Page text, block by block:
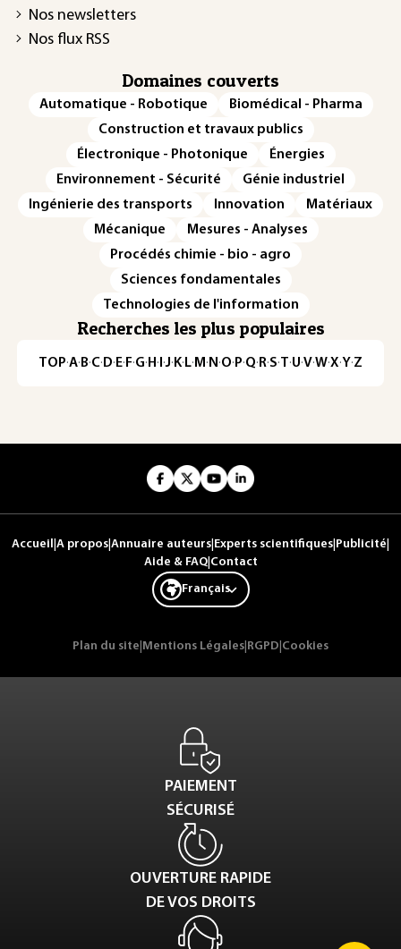
Nos newsletters
Nos flux RSS
Domaines couverts
Automatique - Robotique
Biomédical - Pharma
Construction et travaux publics
Électronique - Photonique
Énergies
Environnement - Sécurité
Génie industriel
Ingénierie des transports
Innovation
Matériaux
Mécanique
Mesures - Analyses
Procédés chimie - bio - agro
Sciences fondamentales
Technologies de l'information
Recherches les plus populaires
TOP·A·B·C·D·E·F·G·H·I·J·K·L·M·N·O·P·Q·R·S·T·U·V·W·X·Y·Z
Accueil A propos Annuaire auteurs Experts scientifiques Publicité
Aide & FAQ| Contact
Français
Plan du site Mentions Légales RGPD Cookies
PAIEMENT
SÉCURISÉ
OUVERTURE RAPIDE
DE VOS DROITS